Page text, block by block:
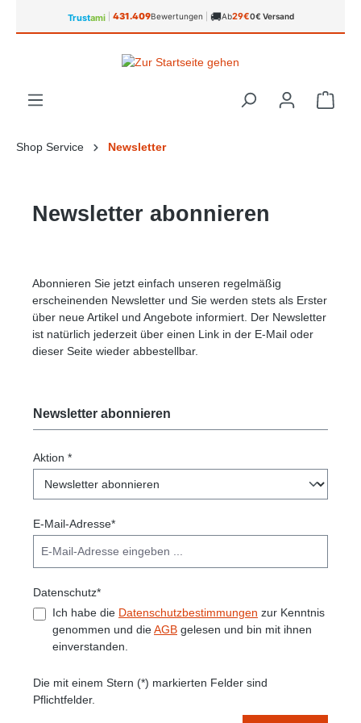
springenTrustami 431.409Bewertungen 🚚Ab29€0€ Versand
Shop Service Newsletter
Newsletter abonnieren
Abonnieren Sie jetzt einfach unseren regelmäßig
erscheinenden Newsletter und Sie werden stets als Erster
über neue Artikel und Angebote informiert. Der Newsletter
ist natürlich jederzeit über einen Link in der E-Mail oder
dieser Seite wieder abbestellbar.
Newsletter abonnieren
Aktion *
E-Mail-Adresse*
Datenschutz*
Ich habe die Datenschutzbestimmungen zur Kenntnis
genommen und dieAGB gelesen und bin mit ihnen
einverstanden.
Die mit einem Stern (*) markierten Felder sind
Pflichtfelder.